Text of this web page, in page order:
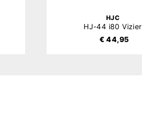
HJC
HJ-44 i80 Vizier
€ 44,95